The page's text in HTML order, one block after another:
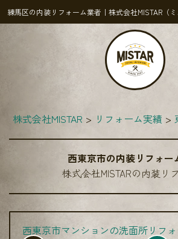
練馬区の内装リフォーム業者｜株式会社MISTAR（ミ
株式会社MISTAR リフォーム実績
西東京市の内装リフォー
株式会社MISTARの内装リ
西東京市マンションの洗面所リフ